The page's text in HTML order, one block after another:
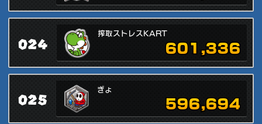
024
搾取ストレスKART
601,336
025
ぎょ
596,694